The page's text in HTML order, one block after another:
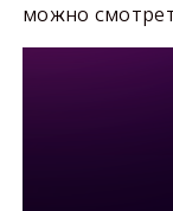
можно